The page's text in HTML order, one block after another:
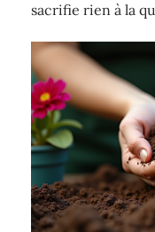
sacrifie rien à la